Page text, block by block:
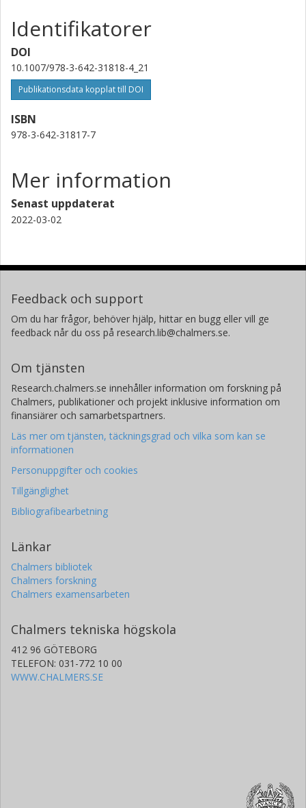
Identifikatorer
DOI
10.1007/978-3-642-31818-4_21
Publikationsdata kopplat till DOI
ISBN
978-3-642-31817-7
Mer information
Senast uppdaterat
2022-03-02
Feedback och support
Om du har frågor, behöver hjälp, hittar en bugg eller vill ge
feedback når du oss på research.lib@chalmers.se.
Om tjänsten
Research.chalmers.se innehåller information om forskning på
Chalmers, publikationer och projekt inklusive information om
finansiärer och samarbetspartners.
Läs mer om tjänsten, täckningsgrad och vilka som kan se
informationen
Personuppgifter och cookies
Tillgänglighet
Bibliografibearbetning
Länkar
Chalmers bibliotek
Chalmers forskning
Chalmers examensarbeten
Chalmers tekniska högskola
412 96 GÖTEBORG
TELEFON: 031-772 10 00
WWW.CHALMERS.SE